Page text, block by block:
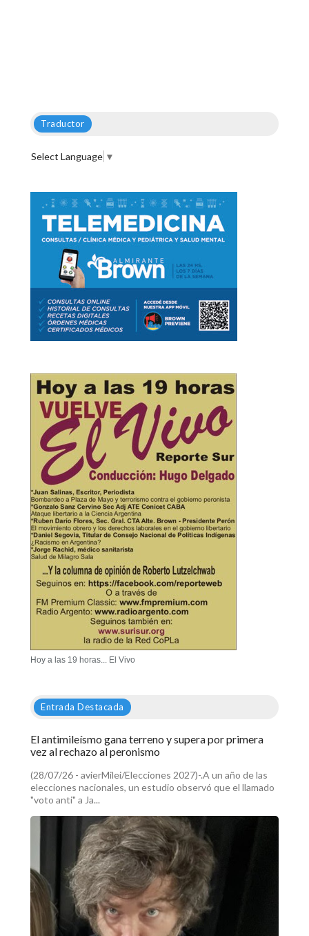
Traductor
Select Language ▼
Hoy a las 19 horas... El Vivo
Entrada Destacada
El antimileísmo gana terreno y supera por primera
vez al rechazo al peronismo
(28/07/26 - avierMilei/Elecciones 2027)-.A un año de las
elecciones nacionales, un estudio observó que el llamado
"voto anti" a Ja...